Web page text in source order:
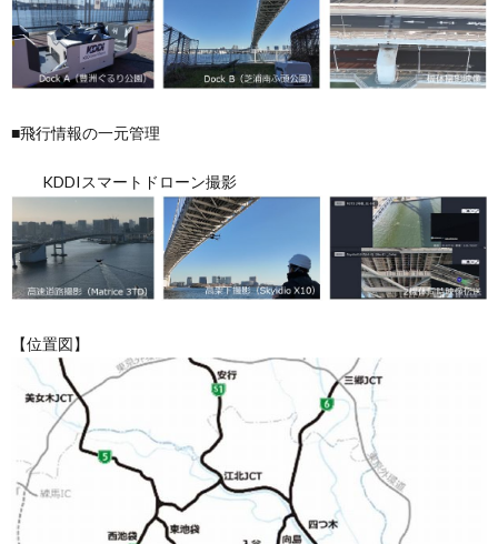
■飛行情報の一元管理
KDDIスマートドローン撮影
【位置図】